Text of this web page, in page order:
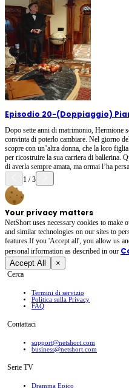
Episodio 20-(Doppiaggio)
Dopo sette anni di matrimonio, Hermione
convinta di poterlo cambiare. Nel giorno
scopre con un’altra donna, che la loro
per ricostruire la sua carriera di ballerina.
di averla sempre amata, ma ormai l’ha
1 /3
Your privacy matters
NetShort uses necessary cookies to
and similar technologies on our sites to
features.If you 'Accept all', you allow us
personal irformation as described in our
Accept All ×
Cerca
Termini di servizio
Politica sulla Privacy
FAQ
Contattaci
support@netshort.com
business@netshort.com
Serie TV
Dramma Epico